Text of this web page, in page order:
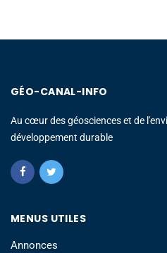
GÉO-CANAL-INFO
Au cœur des géosciences et de
développement durable
MENUS UTILES
Annonces